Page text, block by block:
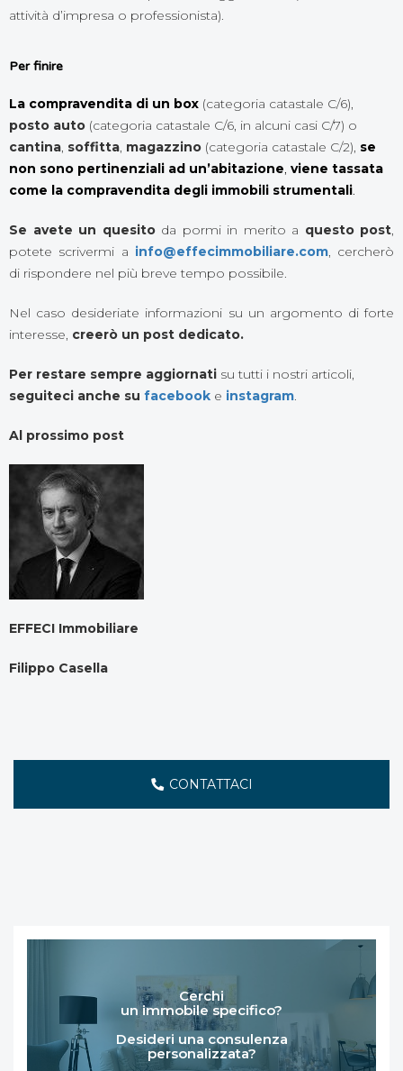
attività d’impresa o professionista).
Per finire
La compravendita di un box (categoria catastale C/6),
posto auto (categoria catastale C/6, in alcuni casi C/7) o
cantina, soffitta, magazzino (categoria catastale C/2), se
non sono pertinenziali ad un’abitazione, viene tassata
come la compravendita degli immobili strumentali.
Se avete un quesitoda pormi in merito a questo post,
potete scrivermi a info@effecimmobiliare.com, cercherò
di rispondere nel più breve tempo possibile.
Nel caso desideriate informazioni su un argomento di forte
interesse, creerò un post dedicato.
Per restare sempre aggiornati su tutti i nostri articoli,
seguiteci anche su facebook e instagram.
Al prossimo post
EFFECI Immobiliare
Filippo Casella
CONTATTACI
Cerchi
un immobile specifico?
Desideri una consulenza
personalizzata?